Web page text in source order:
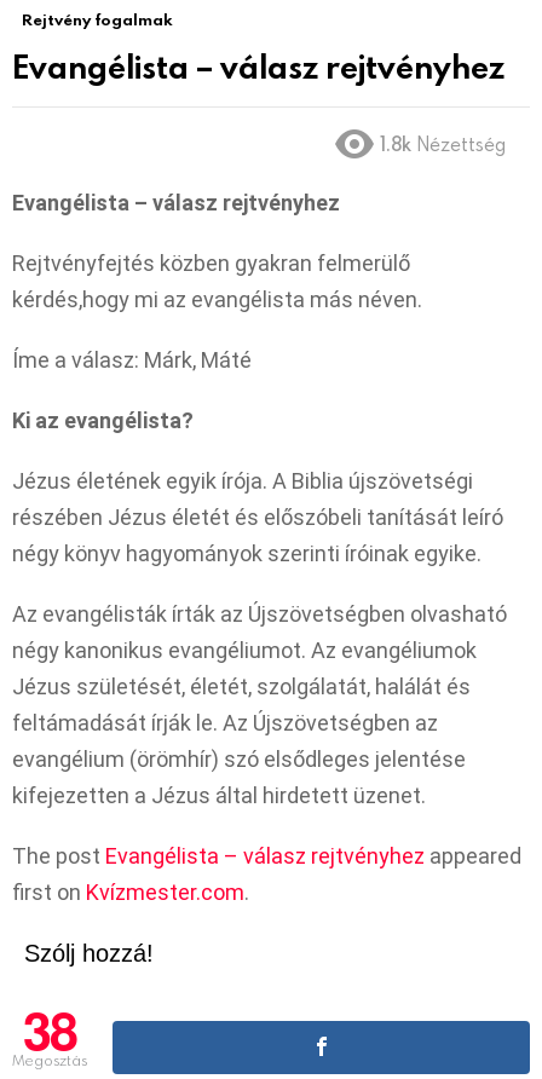
Rejtvény fogalmak
Evangélista – válasz rejtvényhez
1.8k Nézettség
Evangélista – válasz rejtvényhez
Rejtvényfejtés közben gyakran felmerülő
kérdés,hogy mi az evangélista más néven.
Íme a válasz: Márk, Máté
Ki az evangélista?
Jézus életének egyik írója. A Biblia újszövetségi
részében Jézus életét és előszóbeli tanítását leíró
négy könyv hagyományok szerinti íróinak egyike.
Az evangélisták írták az Újszövetségben olvasható
négy kanonikus evangéliumot. Az evangéliumok
Jézus születését, életét, szolgálatát, halálát és
feltámadását írják le. Az Újszövetségben az
evangélium (örömhír) szó elsődleges jelentése
kifejezetten a Jézus által hirdetett üzenet.
The post Evangélista – válasz rejtvényhez appeared
first on Kvízmester.com.
Szólj hozzá!
38
Megosztás